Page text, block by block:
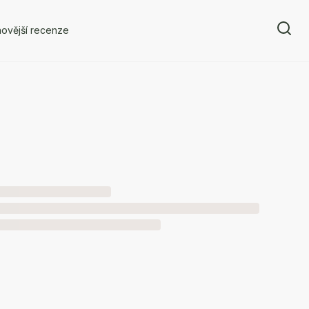
recenze